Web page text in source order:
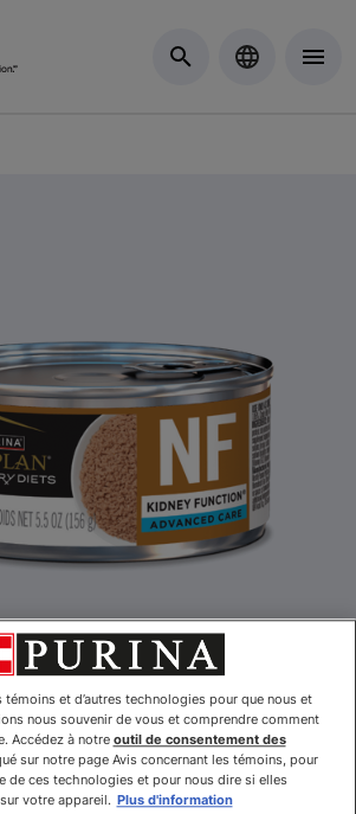
Diets🅫
en boîte NF
Advanced
et d’autres technologies pour que nous et
nous souvenir de vous et comprendre comment
Accédez à notre outil de consentement des
sur notre page Avis concernant les témoins, pour
de ces technologies et pour nous dire si elles
votre appareil. Plus d'information